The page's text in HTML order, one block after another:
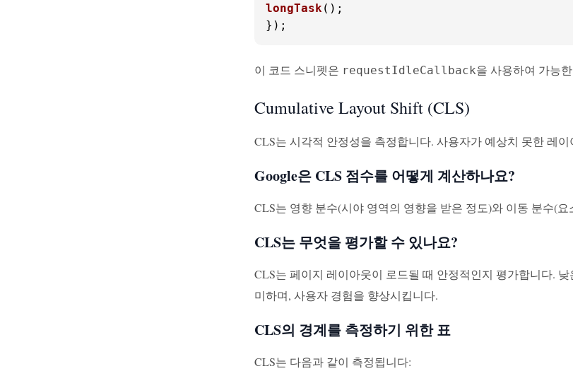
longTask();
});
이 코드 스니펫은 requestIdleCallback을 사용하여 가능
Cumulative Layout Shift (CLS)
CLS는 시각적 안정성을 측정합니다. 사용자가 예상치 못한 레
Google은 CLS 점수를 어떻게 계산하나요?
CLS는 영향 분수(시야 영역의 영향을 받은 정도)와 이동 분수(
CLS는 무엇을 평가할 수 있나요?
CLS는 페이지 레이아웃이 로드될 때 안정적인지 평가합니다.
미하며, 사용자 경험을 향상시킵니다.
CLS의 경계를 측정하기 위한 표
CLS는 다음과 같이 측정됩니다: